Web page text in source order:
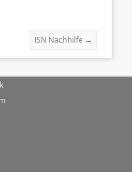
ISN Nachhilfe →